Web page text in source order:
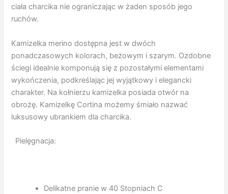
ciała charcika nie ograniczając w żaden sposób jego
ruchów.
Kamizelka merino dostępna jest w dwóch
ponadczasowych kolorach, beżowym i szarym. Ozdobne
ściegi idealnie komponują się z pozostałymi elementami
wykończenia, podkreślając jej wyjątkowy i elegancki
charakter. Na kołnierzu kamizelka posiada otwór na
obrożę. Kamizelkę Cortina możemy śmiało nazwać
luksusowy ubrankiem dla charcika.
Pielęgnacja:
Delikatne pranie w 40 Stopniach C